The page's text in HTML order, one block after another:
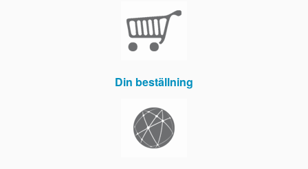
Din beställning